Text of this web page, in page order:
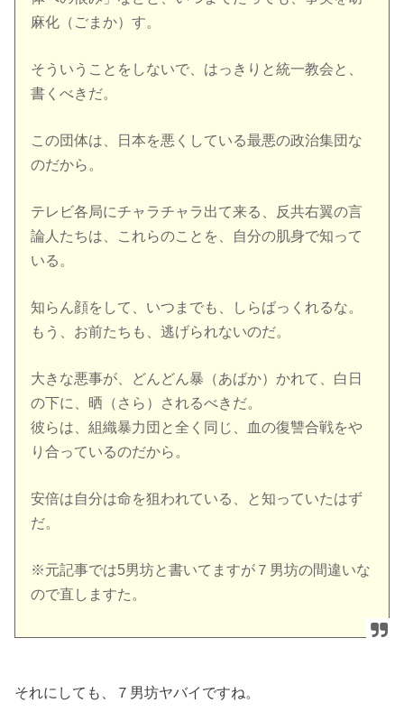
麻化（ごまか）す。
そういうことをしないで、はっきりと統一教会と、
書くべきだ。
この団体は、日本を悪くしている最悪の政治集団な
のだから。
テレビ各局にチャラチャラ出て来る、反共右翼の言
論人たちは、これらのことを、自分の肌身で知って
いる。
知らん顔をして、いつまでも、しらばっくれるな。
もう、お前たちも、逃げられないのだ。
大きな悪事が、どんどん暴（あばか）かれて、白日
の下に、晒（さら）されるべきだ。
彼らは、組織暴力団と全く同じ、血の復讐合戦をや
り合っているのだから。
安倍は自分は命を狙われている、と知っていたはず
だ。
※元記事では5男坊と書いてますが７男坊の間違いな
ので直しますた。
それにしても、７男坊ヤバイですね。